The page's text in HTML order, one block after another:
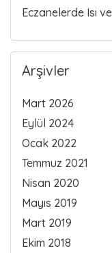
Eczanelerde Isı
Arşivler
Mart 2026
Eylül 2024
Ocak 2022
Temmuz 2021
Nisan 2020
Mayıs 2019
Mart 2019
Ekim 2018